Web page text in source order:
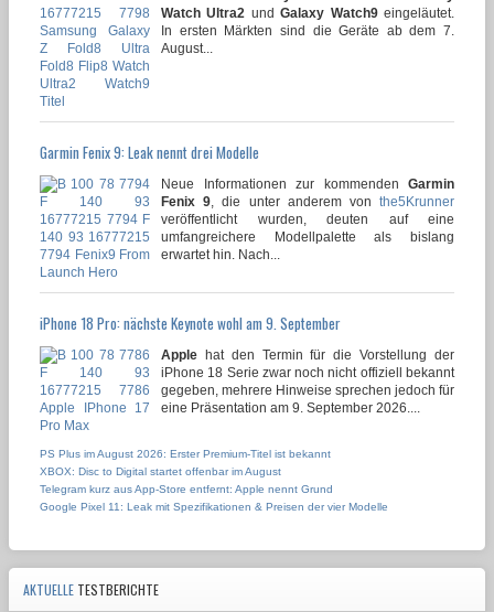
Watch Ultra2 undGalaxy Watch9eingeläutet.
In ersten Märkten sind die Geräte ab dem 7.
August...
Garmin Fenix 9: Leak nennt drei Modelle
Neue Informationen zur kommenden Garmin
Fenix 9 , die unter anderem vonthe5Krunner
veröffentlicht wurden, deuten auf eine
umfangreichere Modellpalette als bislang
erwartet hin. Nach...
iPhone 18 Pro: nächste Keynote wohl am 9. September
Apple hat den Termin für die Vorstellung der
iPhone 18 Serie zwar noch nicht offiziell bekannt
gegeben, mehrere Hinweise sprechen jedoch für
eine Präsentation am 9. September 2026....
PS Plus im August 2026: Erster Premium-Titel ist bekannt
XBOX: Disc to Digital startet offenbar im August
Telegram kurz aus App-Store entfernt: Apple nennt Grund
Google Pixel 11: Leak mit Spezifikationen & Preisen der vier Modelle
AKTUELLE TESTBERICHTE